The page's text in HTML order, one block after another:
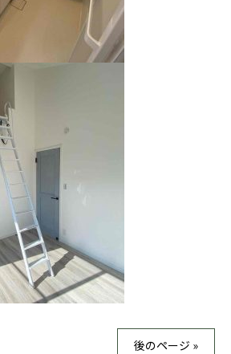
後のページ »